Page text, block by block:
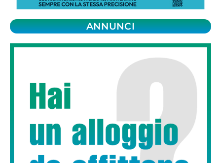
ANNUNCI